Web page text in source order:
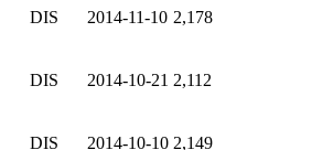
DIS 2014-11-10 2,178
DIS 2014-10-21 2,112
DIS 2014-10-10 2,149